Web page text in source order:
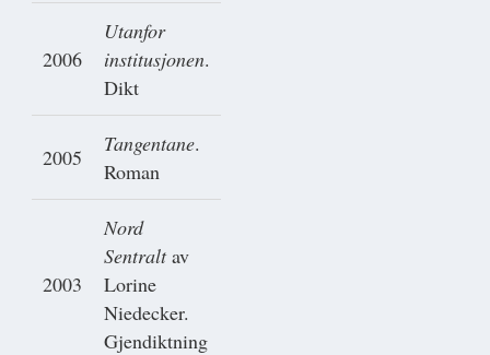
2006
Utanfor
institusjonen.
Dikt
2005
Tangentane.
Roman
2003
Nord
Sentraltav
Lorine
Niedecker.
Gjendiktning